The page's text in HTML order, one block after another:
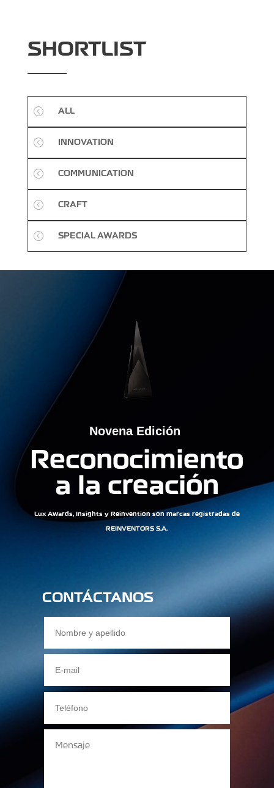
SHORTLIST
< ALL
< INNOVATION
< COMMUNICATION
< CRAFT
< SPECIAL AWARDS
Novena Edición
Reconocimiento
a la creación
Lux Awards, Insights y Reinvention son marcas registradas de
REINVENTORS S.A.
CONTÁCTANOS